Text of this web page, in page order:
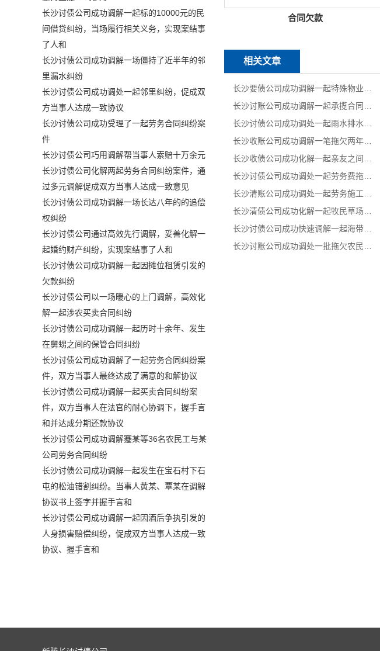
长沙讨债公司成功调解一起标的10000元的民
间借贷纠纷，当场履行相关义务，实现案结事
了人和
长沙讨债公司成功调解一场僵持了近半年的邻
里漏水纠纷
长沙讨债公司成功调处一起邻里纠纷，促成双
方当事人达成一致协议
长沙讨债公司成功受理了一起劳务合同纠纷案
件
长沙讨债公司巧用调解帮当事人索赔十万余元
长沙讨债公司化解两起劳务合同纠纷案件，通
过多元调解促成双方当事人达成一致意见
长沙讨债公司成功调解一场长达八年的的追偿
权纠纷
长沙讨债公司通过高效先行调解，妥善化解一
起婚约财产纠纷，实现案结事了人和
长沙讨债公司成功调解一起因摊位租赁引发的
欠款纠纷
长沙讨债公司以一场暖心的上门调解，高效化
解一起涉农买卖合同纠纷
长沙讨债公司成功调解一起历时十余年、发生
在舅甥之间的保管合同纠纷
长沙讨债公司成功调解了一起劳务合同纠纷案
件，双方当事人最终达成了满意的和解协议
长沙讨债公司成功调解一起买卖合同纠纷案
件，双方当事人在法官的耐心协调下，握手言
和并达成分期还款协议
长沙讨债公司成功调解蹇某等36名农民工与某
公司劳务合同纠纷
长沙讨债公司成功调解一起发生在宝石村下石
屯的松油错割纠纷。当事人黄某、覃某在调解
协议书上签字并握手言和
长沙讨债公司成功调解一起因酒后争执引发的
人身损害赔偿纠纷，促成双方当事人达成一致
协议、握手言和
合同欠款
相关文章